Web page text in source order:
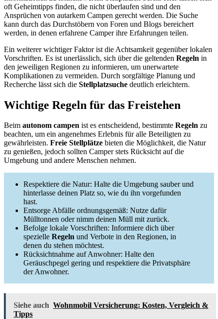
oft Geheimtipps finden, die nicht überlaufen sind und den
Ansprüchen von autarkem Campen gerecht werden. Die Suche
kann durch das Durchstöbern von Foren und Blogs bereichert
werden, in denen erfahrene Camper ihre Erfahrungen teilen.
Ein weiterer wichtiger Faktor ist die Achtsamkeit gegenüber lokalen
Vorschriften. Es ist unerlässlich, sich über die geltenden Regeln in
den jeweiligen Regionen zu informieren, um unerwartete
Komplikationen zu vermeiden. Durch sorgfältige Planung und
Recherche lässt sich die Stellplatzsuche deutlich erleichtern.
Wichtige Regeln für das Freistehen
Beim autonom campen ist es entscheidend, bestimmte Regeln zu
beachten, um ein angenehmes Erlebnis für alle Beteiligten zu
gewährleisten. Freie Stellplätze bieten die Möglichkeit, die Natur
zu genießen, jedoch sollten Camper stets Rücksicht auf die
Umgebung und andere Menschen nehmen.
Respektiere die Natur: Halte die Umgebung sauber und
hinterlasse deinen Platz so, wie du ihn vorgefunden
hast.
Entsorge Abfälle ordnungsgemäß: Nutze dafür
Mülltonnen oder nimm deinen Müll mit zurück.
Befolge lokale Vorschriften: Informiere dich über
spezielle Regeln und Verbote in den Regionen, in
denen du stehen möchtest.
Rücksichtnahme auf Anwohner: Halte den
Geräuschpegel gering und respektiere die Privatsphäre
der Anwohner.
Siehe auch Wohnmobil Versicherung: Kosten, Vergleich &
Tipps